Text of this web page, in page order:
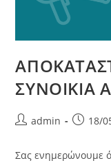
ΣΥΝΟΙΚΙΑ
admin 18/
Σας ενημερώνουμε